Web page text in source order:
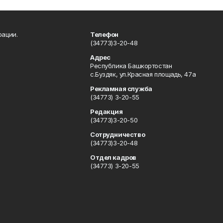
Телефон
(34773)3-20-48
Адрес
Республика Башкортостан
с.Буздяк, ул.Красная площадь, 47а
Рекламная служба
(34773) 3-20-55
Редакция
(34773)3-20-50
Сотрудничество
(34773)3-20-48
Отдел кадров
(34773) 3-20-55